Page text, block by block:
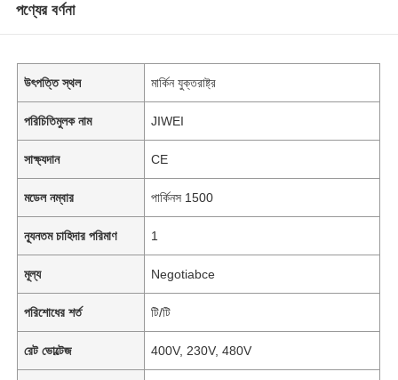
পণ্যের বর্ণনা
উৎপত্তি স্থল মার্কিন যুক্তরাষ্ট্র
পরিচিতিমুলক নাম JIWEI
সাক্ষ্যদান CE
মডেল নম্বার পার্কিনস 1500
ন্যূনতম চাহিদার পরিমাণ 1
মূল্য Negotiabce
পরিশোধের শর্ত টি/টি
রেট ভোল্টেজ 400V, 230V, 480V